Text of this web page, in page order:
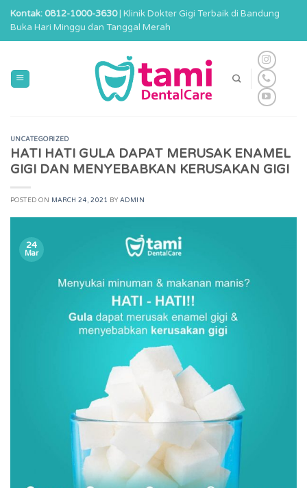
Skip
content
Kontak: 0812-1000-3630| Klinik Dokter Gigi Terbaik di Bandung
Buka Hari Minggu dan Tanggal Merah
UNCATEGORIZED
HATI HATI GULA DAPAT MERUSAK ENAMEL
GIGI DAN MENYEBABKAN KERUSAKAN GIGI
POSTED ON MARCH 24, 2021 BY ADMIN
24
Mar